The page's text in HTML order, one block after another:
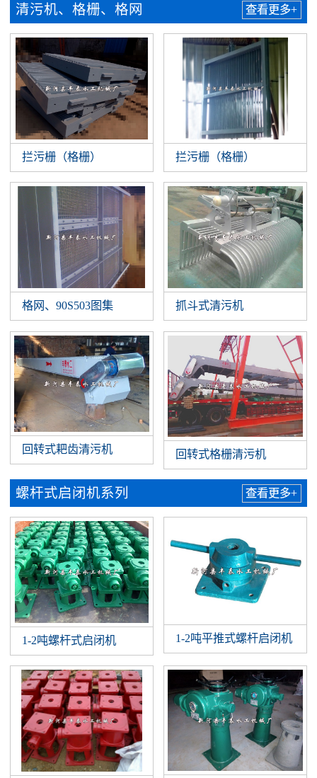
清污机、格栅、格网 查看更多+
拦污栅（格栅） 拦污栅（格栅）
格网、90S503图集 抓斗式清污机
回转式耙齿清污机 回转式格栅清污机
螺杆式启闭机系列 查看更多+
1-2吨螺杆式启闭机 1-2吨平推式螺杆启闭机